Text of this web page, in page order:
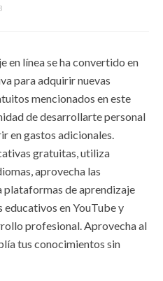
en línea se ha convertido en
para adquirir nuevas
mencionados en este
de desarrollarte personal
en gastos adicionales.
gratuitas, utiliza
aprovecha las
de aprendizaje
en YouTube y
profesional. Aprovecha al
tus conocimientos sin